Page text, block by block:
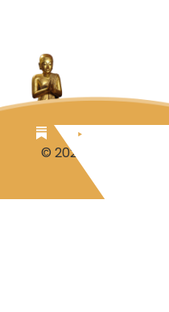
© 2026 Luc Aalbrecht